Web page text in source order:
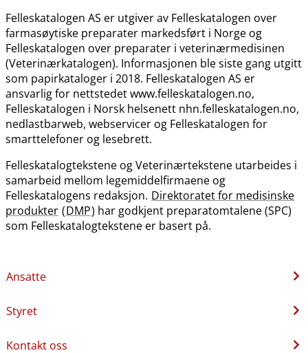
Felleskatalogen AS er utgiver av Felleskatalogen over
farmasøytiske preparater markedsført i Norge og
Felleskatalogen over preparater i veterinærmedisinen
(Veterinærkatalogen). Informasjonen ble siste gang utgitt
som papirkataloger i 2018. Felleskatalogen AS er
ansvarlig for nettstedet www.felleskatalogen.no,
Felleskatalogen i Norsk helsenett nhn.felleskatalogen.no,
nedlastbarweb, webservicer og Felleskatalogen for
smarttelefoner og lesebrett.
Felleskatalogtekstene og Veterinærtekstene utarbeides i
samarbeid mellom legemiddelfirmaene og
Felleskatalogens redaksjon. Direktoratet for medisinske
produkter (DMP) har godkjent preparatomtalene (SPC)
som Felleskatalogtekstene er basert på.
Ansatte
Styret
Kontakt oss